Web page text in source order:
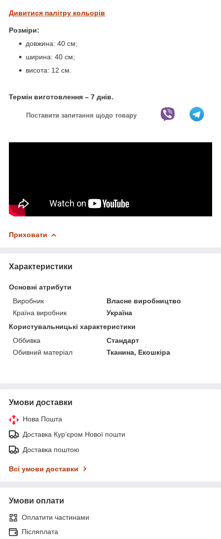
Дивитися палітру кольорів
Розміри:
довжина: 40 см;
ширина: 40 см;
висота: 12 см.
Термін виготовлення – 7 днів.
Поставити запитання щодо товару
Приховати
Характеристики
Основні атрибути
Виробник
Власне виробництво
Країна виробник
Україна
Користувальницькі характеристики
Оббивка
Стандарт
Обивний матеріал
Тканина, Екошкіра
Умови доставки
Нова Пошта
Доставка Курʼєром Нової пошти
Доставка поштою
Всі умови доставки
Умови оплати
Оплатити частинами
Післяплата